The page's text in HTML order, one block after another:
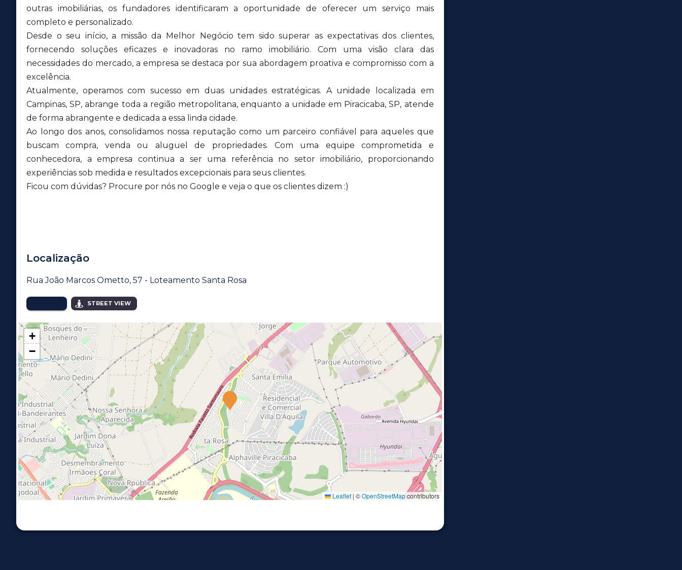
outras imobiliárias, os fundadores identificaram a oportunidade de oferecer um serviço mais
completo e personalizado.
Desde o seu início, a missão da Melhor Negócio tem sido superar as expectativas dos clientes,
fornecendo soluções eficazes e inovadoras no ramo imobiliário. Com uma visão clara das
necessidades do mercado, a empresa se destaca por sua abordagem proativa e compromisso com a
excelência.
Atualmente, operamos com sucesso em duas unidades estratégicas. A unidade localizada em
Campinas, SP, abrange toda a região metropolitana, enquanto a unidade em Piracicaba, SP, atende
de forma abrangente e dedicada a essa linda cidade.
Ao longo dos anos, consolidamos nossa reputação como um parceiro confiável para aqueles que
buscam compra, venda ou aluguel de propriedades. Com uma equipe comprometida e
conhecedora, a empresa continua a ser uma referência no setor imobiliário, proporcionando
experiências sob medida e resultados excepcionais para seus clientes.
Ficou com dúvidas? Procure por nós no Google e veja o que os clientes dizem :)
Localização
Rua João Marcos Ometto, 57 - Loteamento Santa Rosa
STREET VIEW
+
−
Leaflet | ©OpenStreetMapcontributors